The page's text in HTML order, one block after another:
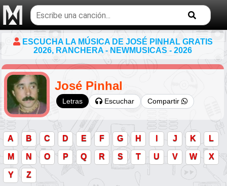
Buscar
temas
musicales
ESCUCHA LA MÚSICA DE JOSÉ PINHAL GRATIS
2026, RANCHERA - NEWMUSICAS - 2026
José Pinhal
Letras Escuchar Compartir
A B C D E F G H I J K L
M N O P Q R S T U V W X
Y Z